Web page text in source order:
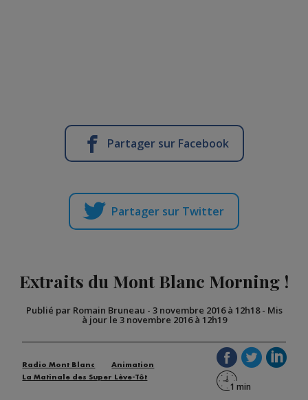
Partager sur Facebook
Partager sur Twitter
Extraits du Mont Blanc Morning !
Publié par Romain Bruneau - 3 novembre 2016 à 12h18- Mis
à jour le 3 novembre 2016 à 12h19
Radio Mont Blanc
Animation
La Matinale des Super Lève-Tôt